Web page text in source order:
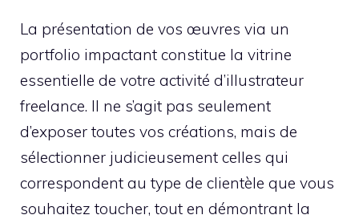
La présentation de vos œuvres via un
portfolio impactant constitue la vitrine
essentielle de votre activité d’illustrateur
freelance. Il ne s’agit pas seulement
d’exposer toutes vos créations, mais de
sélectionner judicieusement celles qui
correspondent au type de clientèle que vous
souhaitez toucher, tout en démontrant la